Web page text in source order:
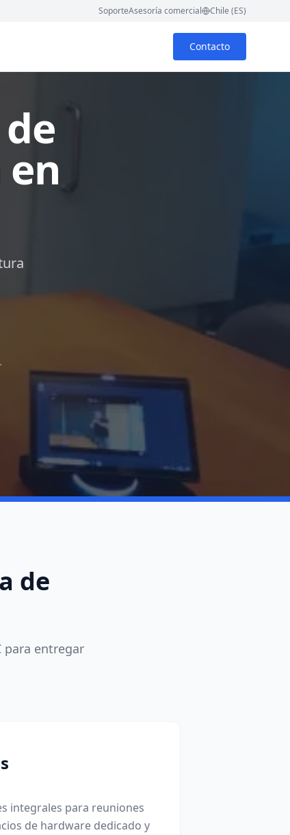
SoporteAsesoría comercial Chile (ES)
Contacto
de
para entregar
integrales para reuniones
de hardware dedicado y